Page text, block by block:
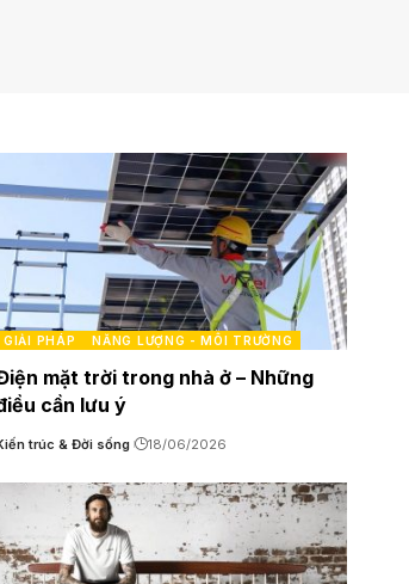
GIẢI PHÁP NĂNG LƯỢNG - MÔI TRƯỜNG
mặt trời trong nhà ở – Những
cần lưu ý
trúc & Đời sống 18/06/2026